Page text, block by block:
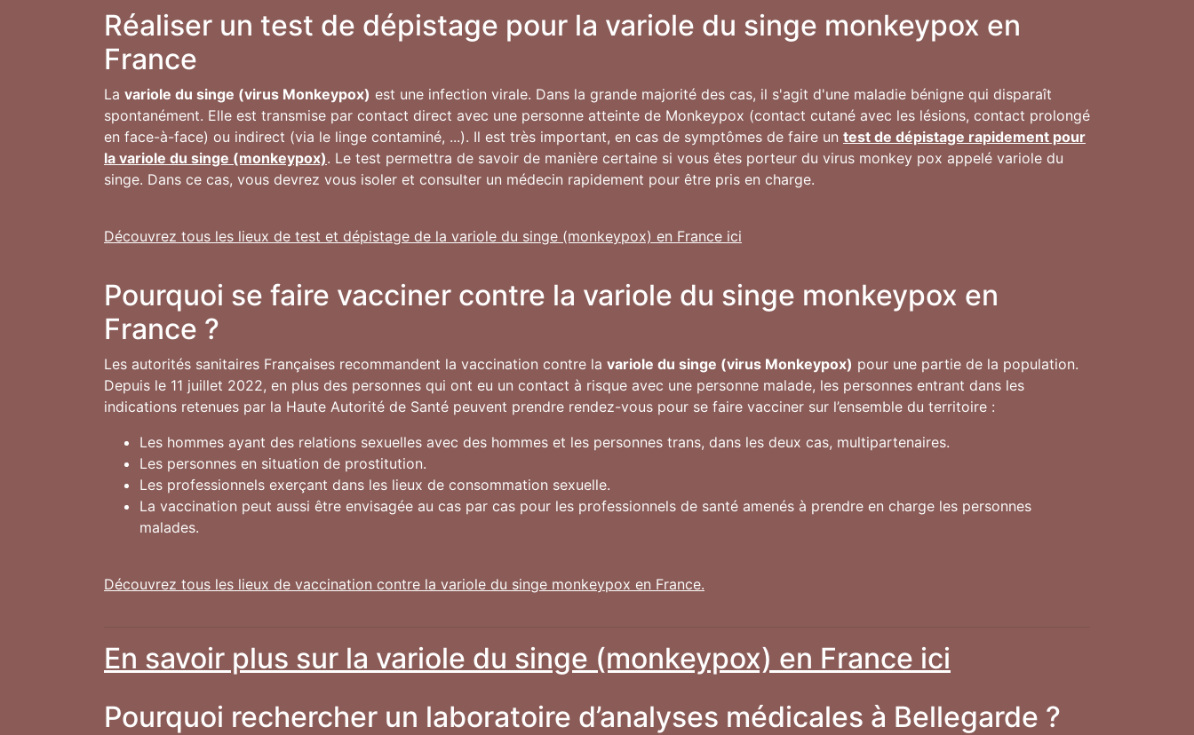
Réaliser un test de dépistage pour la variole du singe monkeypox en
France
La variole du singe (virus Monkeypox) est une infection virale. Dans la grande majorité des cas, il s'agit d'une maladie bénigne qui disparaît
spontanément. Elle est transmise par contact direct avec une personne atteinte de Monkeypox (contact cutané avec les lésions, contact prolongé
en face-à-face) ou indirect (via le linge contaminé, ...). Il est très important, en cas de symptômes de faire un test de dépistage rapidement pour
la variole du singe (monkeypox). Le test permettra de savoir de manière certaine si vous êtes porteur du virus monkey pox appelé variole du
singe. Dans ce cas, vous devrez vous isoler et consulter un médecin rapidement pour être pris en charge.
Découvrez tous les lieux de test et dépistage de la variole du singe (monkeypox) en France ici
Pourquoi se faire vacciner contre la variole du singe monkeypox en
France ?
Les autorités sanitaires Françaises recommandent la vaccination contre la variole du singe (virus Monkeypox) pour une partie de la population.
Depuis le 11 juillet 2022, en plus des personnes qui ont eu un contact à risque avec une personne malade, les personnes entrant dans les
indications retenues par la Haute Autorité de Santé peuvent prendre rendez-vous pour se faire vacciner sur l’ensemble du territoire :
Les hommes ayant des relations sexuelles avec des hommes et les personnes trans, dans les deux cas, multipartenaires.
Les personnes en situation de prostitution.
Les professionnels exerçant dans les lieux de consommation sexuelle.
La vaccination peut aussi être envisagée au cas par cas pour les professionnels de santé amenés à prendre en charge les personnes
malades.
Découvrez tous les lieux de vaccination contre la variole du singe monkeypox en France.
En savoir plus sur la variole du singe (monkeypox) en France ici
Pourquoi rechercher un laboratoire d’analyses médicales à Bellegarde ?